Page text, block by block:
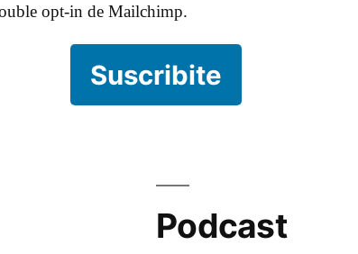
opt-in de Mailchimp.
Suscribite
Podcast